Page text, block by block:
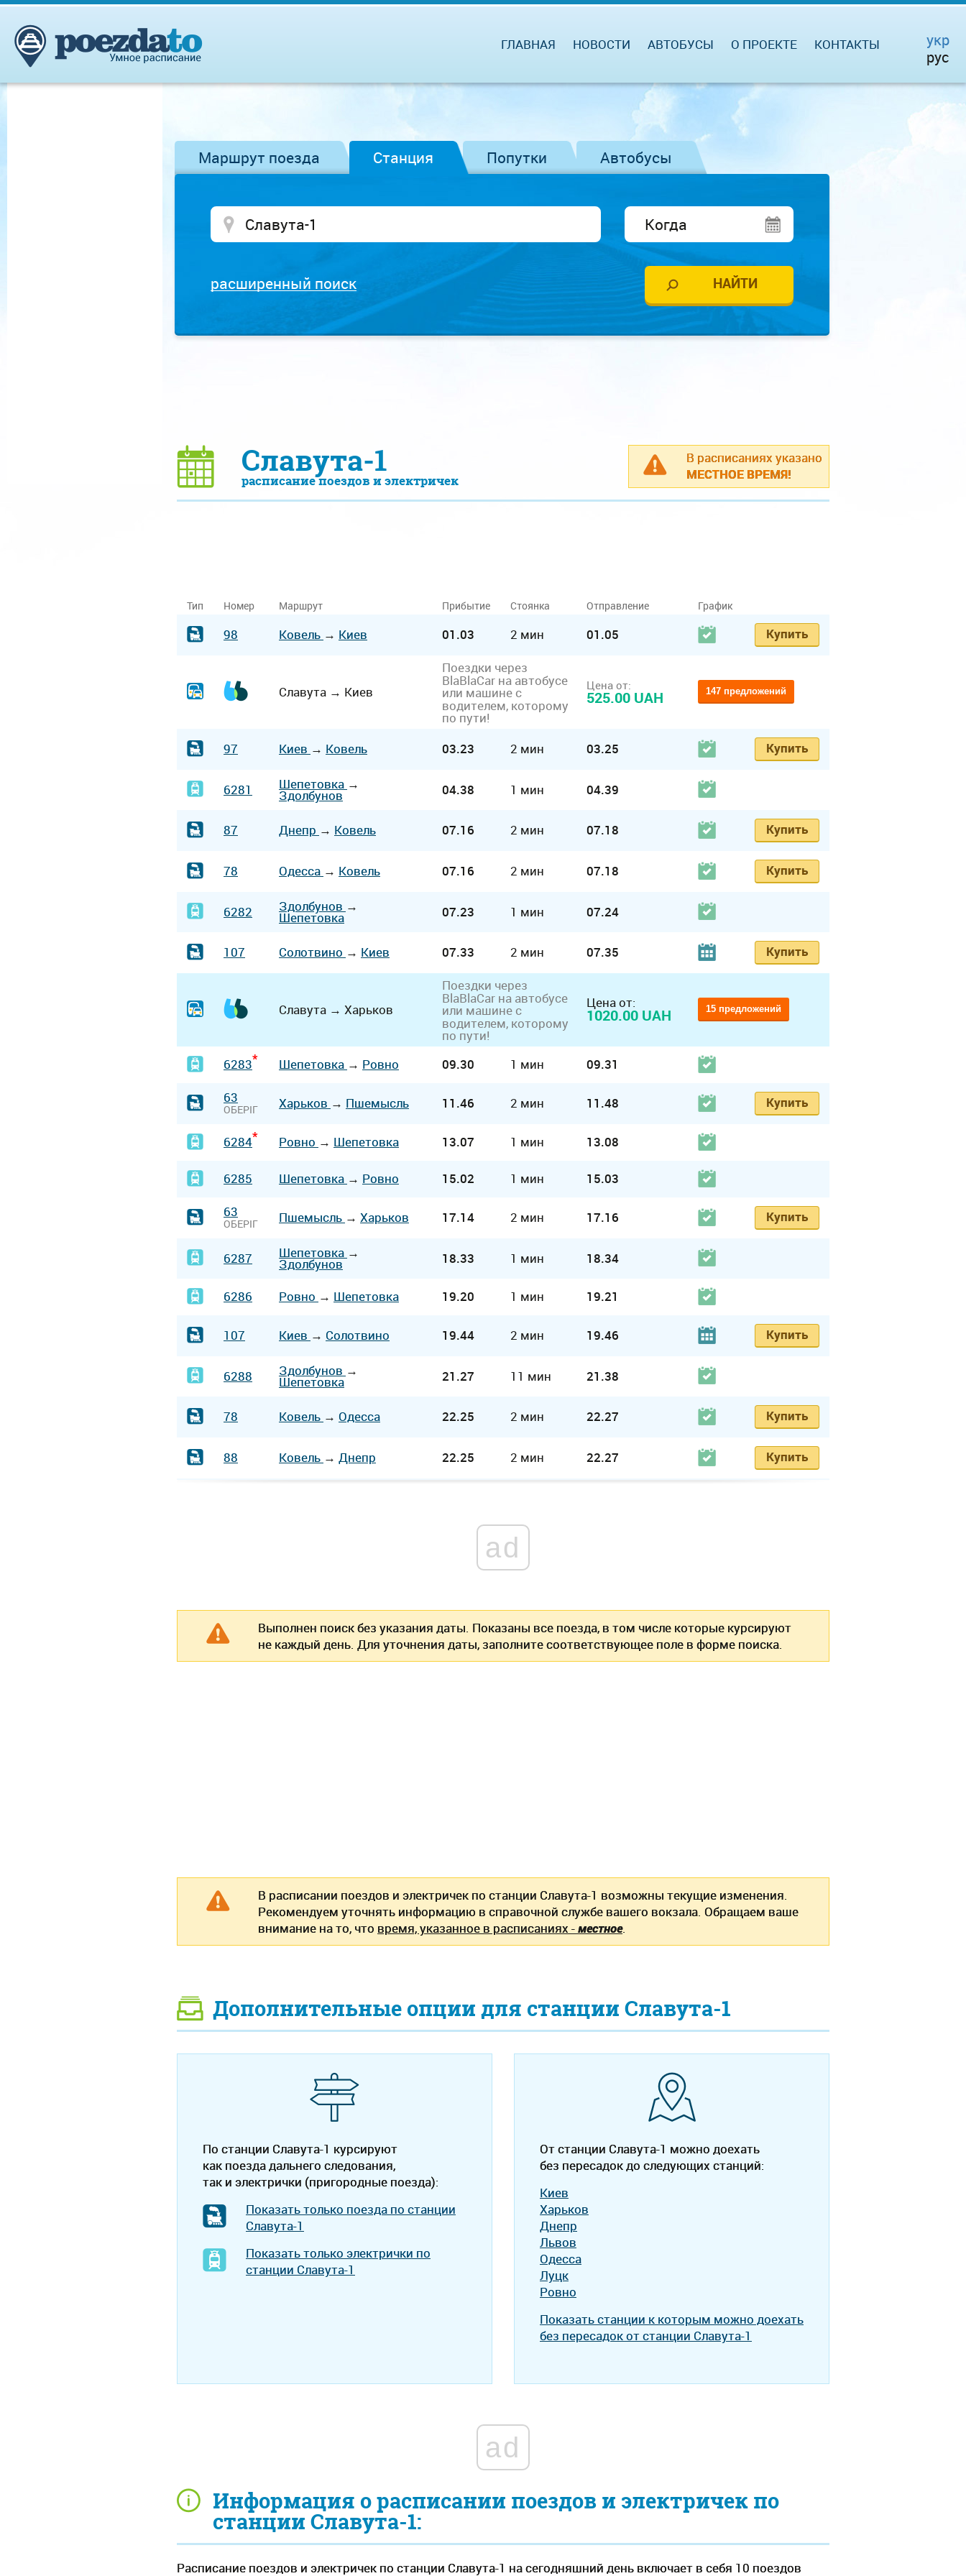
ГЛАВНАЯ НОВОСТИ АВТОБУСЫ О ПРОЕКТЕ КОНТАКТЫ
укр
рус
Маршрут поезда Станция Попутки Автобусы
расширенный поиск
В расписаниях указано
МЕСТНОЕ ВРЕМЯ!
Славута-1
расписание поездов и электричек
Информация о расписании поездов и электричек по
станции Славута-1:
Расписание поездов и электричек по станции Славута-1 на сегодняшний день включает в себя 10 поездов
Тип Номер Маршрут Прибытие Стоянка Отправление График
98 Ковель → Киев 01.03 2 мин 01.05 Купить
Славута → Киев
Поездки через
BlaBlaCar на автобусе
или машине с
водителем, которому
по пути!
Цена от:
525.00 UAH 147 предложений
97 Киев → Ковель 03.23 2 мин 03.25 Купить
6281 Шепетовка →
Здолбунов 04.38 1 мин 04.39
87 Днепр → Ковель 07.16 2 мин 07.18 Купить
78 Одесса → Ковель 07.16 2 мин 07.18 Купить
6282 Здолбунов →
Шепетовка 07.23 1 мин 07.24
107 Солотвино → Киев 07.33 2 мин 07.35 Купить
Славута → Харьков
Поездки через
BlaBlaCar на автобусе
или машине с
водителем, которому
по пути!
Цена от:
1020.00 UAH 15 предложений
6283* Шепетовка → Ровно 09.30 1 мин
09.31
63
ОБЕРІГ Харьков → Пшемысль 11.46 2 мин 11.48 Купить
6284* Ровно → Шепетовка 13.07 1 мин 13.08
6285 Шепетовка → Ровно 15.02 1 мин
15.03
63
ОБЕРІГ Пшемысль → Харьков 17.14 2 мин 17.16 Купить
6287 Шепетовка →
Здолбунов 18.33 1 мин 18.34
6286 Ровно → Шепетовка 19.20 1 мин 19.21
107 Киев → Солотвино 19.44 2 мин 19.46 Купить
6288 Здолбунов →
Шепетовка 21.27 11 мин 21.38
78 Ковель → Одесса 22.25 2 мин 22.27 Купить
88 Ковель → Днепр 22.25 2 мин 22.27 Купить
ad
Выполнен поиск без указания даты. Показаны все поезда, в том числе которые курсируют
не каждый день. Для уточнения даты, заполните соответствующее поле в форме поиска.
В расписании поездов и электричек по станции Славута-1 возможны текущие изменения.
Рекомендуем уточнять информацию в справочной службе вашего вокзала. Обращаем ваше
внимание на то, что время, указанное в расписаниях -местное.
Дополнительные опции для станции Славута-1
По станции Славута-1 курсируют
как поезда дальнего следования,
так и электрички (пригородные поезда):
Показать только поезда по станции
Славута-1
Показать только электрички по
станции Славута-1
От станции Славута-1 можно доехать
без пересадок до следующих станций:
Киев
Харьков
Днепр
Львов
Одесса
Луцк
Ровно
Показать станции к которым можно доехать
без пересадок от станции Славута-1
ad